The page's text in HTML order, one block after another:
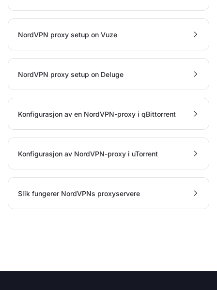
NordVPN proxy setup on Vuze
NordVPN proxy setup on Deluge
Konfigurasjon av en NordVPN-proxy i qBittorrent
Konfigurasjon av NordVPN-proxy i uTorrent
Slik fungerer NordVPNs proxyservere